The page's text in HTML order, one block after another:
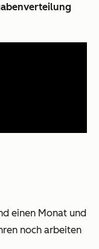
einen Monat und
noch arbeiten